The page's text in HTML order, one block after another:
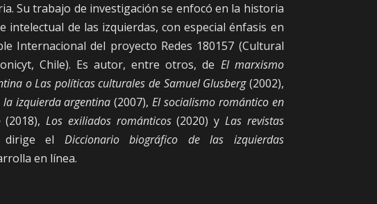
Su trabajo de investigación se enfocó en la historia
de las izquierdas, con especial énfasis en
Internacional del proyecto Redes 180157 (Cultural
Chile). Es autor, entre otros, de El marxismo
o Las políticas culturales de Samuel Glusberg(2002),
izquierda argentina (2007),El socialismo romántico en
(2018),Los exiliados románticos(2020) y Las revistas
dirige el Diccionario biográfico de las izquierdas
en línea.